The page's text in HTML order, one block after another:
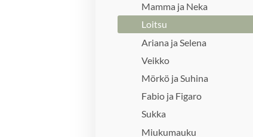
Mamma ja Neka
Loitsu
Ariana ja Selena
Veikko
Mörkö ja Suhina
Fabio ja Figaro
Sukka
Miukumauku